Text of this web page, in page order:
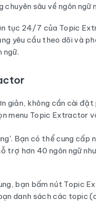
sâu về ngôn ngữ
tục 24/7 của Topic
yêu cầu theo dõi và
ngữ.
giản, không cần cài
menu Topic Extractor
Bạn có thể cung cấp
trợ hơn 40 ngôn ngữ
bạn bấm nút Topic
danh sách các topic